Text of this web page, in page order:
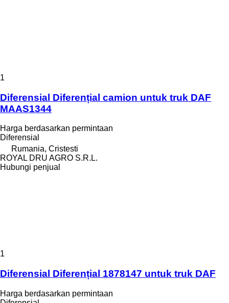
1
Diferensial Diferențial camion untuk truk DAF
MAAS1344
Harga berdasarkan permintaan
Diferensial
Rumania, Cristesti
ROYAL DRU AGRO S.R.L.
Hubungi penjual
1
Diferensial Diferențial 1878147 untuk truk DAF
Harga berdasarkan permintaan